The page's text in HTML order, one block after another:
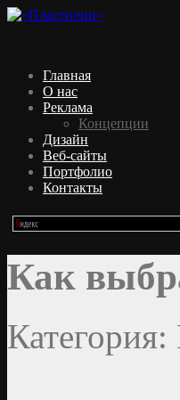
Главная
О нас
Реклама
Концепции
Дизайн
Веб-сайты
Портфолио
Контакты
Как